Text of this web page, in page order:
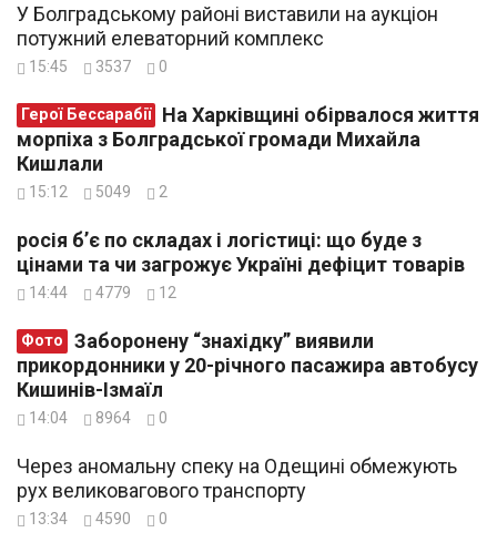
У Болградському районі виставили на аукціон
потужний елеваторний комплекс
15:45 3537 0
Герої Бессарабії
морпіха з Болградської громади Михайла
Кишлали
15:12 5049 2
росія б’є по складах і логістиці: що буде з
цінами та чи загрожує Україні дефіцит товарів
14:44 4779 12
Фото
прикордонники у 20-річного пасажира автобусу
Кишинів-Ізмаїл
14:04 8964 0
Через аномальну спеку на Одещині обмежують
рух великовагового транспорту
13:34 4590 0